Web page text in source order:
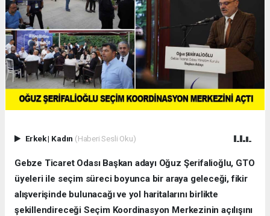
Erkek| Kadın (Haberi Sesli Oku)
Gebze Ticaret Odası Başkan adayı Oğuz Şerifalioğlu, GTO
üyeleri ile seçim süreci boyunca bir araya geleceği, fikir
alışverişinde bulunacağı ve yol haritalarını birlikte
şekillendireceği Seçim Koordinasyon Merkezinin açılışını